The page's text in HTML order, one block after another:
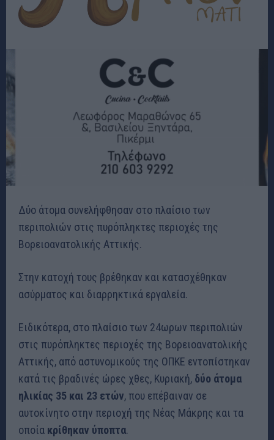
Δύο άτομα συνελήφθησαν στο πλαίσιο των
περιπολιών στις πυρόπληκτες περιοχές της
Βορειοανατολικής Αττικής.
Στην κατοχή τους βρέθηκαν και κατασχέθηκαν
ασύρματος και διαρρηκτικά εργαλεία.
Ειδικότερα, στο πλαίσιο των 24ωρων περιπολιών
στις πυρόπληκτες περιοχές της Βορειοανατολικής
Αττικής, από αστυνομικούς της ΟΠΚΕ εντοπίστηκαν
κατά τις βραδινές ώρες χθες, Κυριακή, δύο άτομα
ηλικίας 35 και 23 ετών, που επέβαιναν σε
αυτοκίνητο στην περιοχή της Νέας Μάκρης και τα
οποία κρίθηκαν ύποπτα.